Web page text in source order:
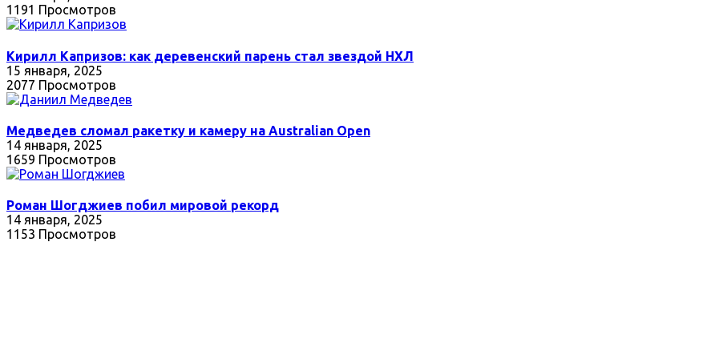
1191 Просмотров
Кирилл Капризов: как деревенский парень стал звездой НХЛ
15 января, 2025
2077 Просмотров
Медведев сломал ракетку и камеру на Australian Open
14 января, 2025
1659 Просмотров
Роман Шогджиев побил мировой рекорд
14 января, 2025
1153 Просмотров